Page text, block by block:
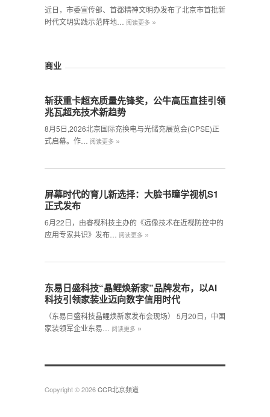
近日，市委宣传部、首都精神文明办发布了北京市首批新
时代文明实践示范阵地…
阅读更多 »
商业
斩获重卡超充质量先锋奖，公牛高压直挂引领
兆瓦超充技术新趋势
8月5日,2026北京国际充换电与光储充展览会(CPSE)正
式启幕。作…
阅读更多 »
屏幕时代的育儿新选择：大脸书瞳学视机S1
正式发布
6月22日，由睿视科技主办的《远像技术在近视防控中的
应用专家共识》发布…
阅读更多 »
东易日盛科技“晶鲤焕新家”品牌发布，以AI
科技引领家装业迈向数字信用时代
（东易日盛科技晶鲤焕新家发布会现场） 5月20日，中国
家装领军企业东易…
阅读更多 »
Copyright © 2026CCR北京频道